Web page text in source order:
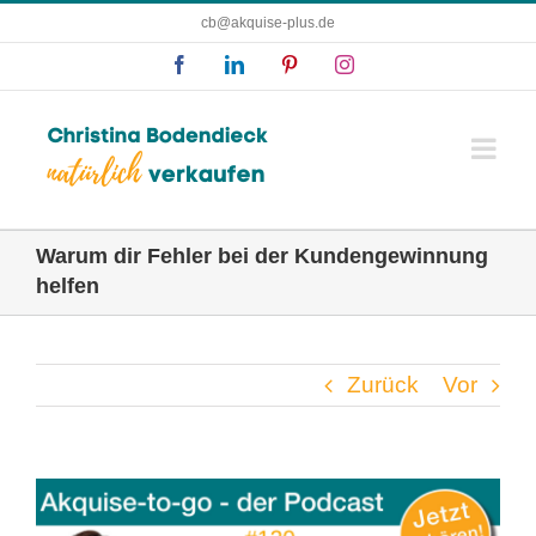
cb@akquise-plus.de
FacebookLinkedIn PinterestInstagram
Warum dir Fehler bei der Kundengewinnung
helfen
Zurück Vor
Zeige